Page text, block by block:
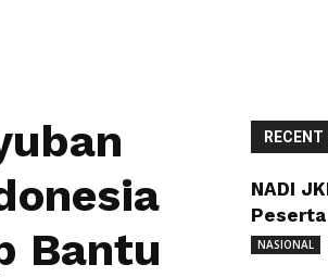
Bantu
NADI
Peserta
NASIONAL